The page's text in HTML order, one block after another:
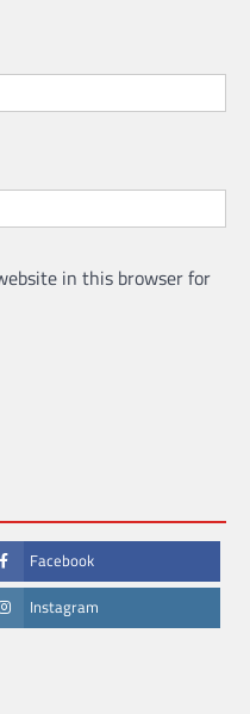
in this browser for
Facebook
Instagram